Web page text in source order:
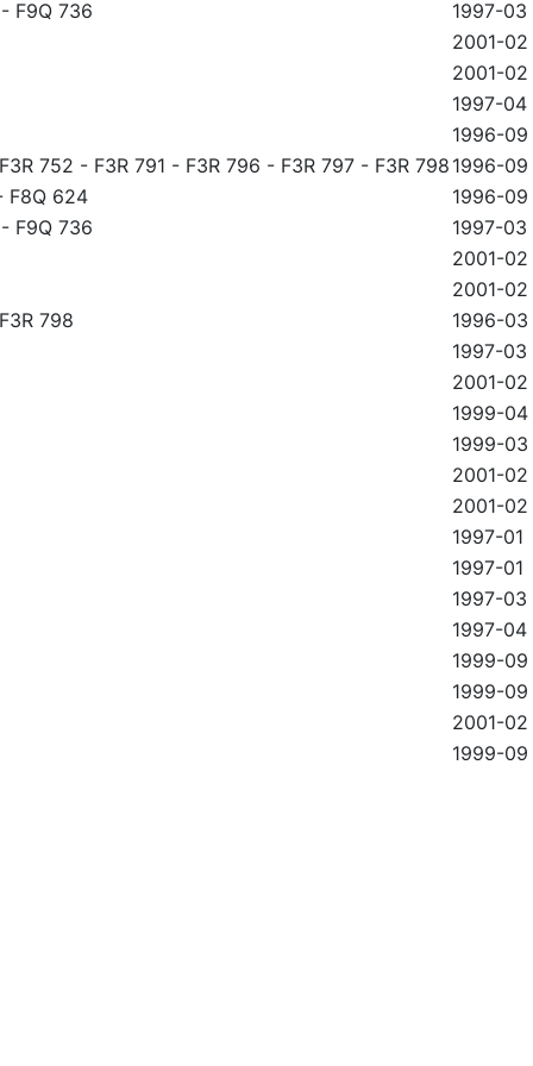
F9Q 736
1997-03
2001-02
2001-02
1997-04
1996-09
F3R 752 - F3R 791 - F3R 796 - F3R 797 - F3R 798 1996-09
F8Q 624
1996-09
F9Q 736
1997-03
2001-02
2001-02
F3R 798
1996-03
1997-03
2001-02
1999-04
1999-03
2001-02
2001-02
1997-01
1997-01
1997-03
1997-04
1999-09
1999-09
2001-02
1999-09